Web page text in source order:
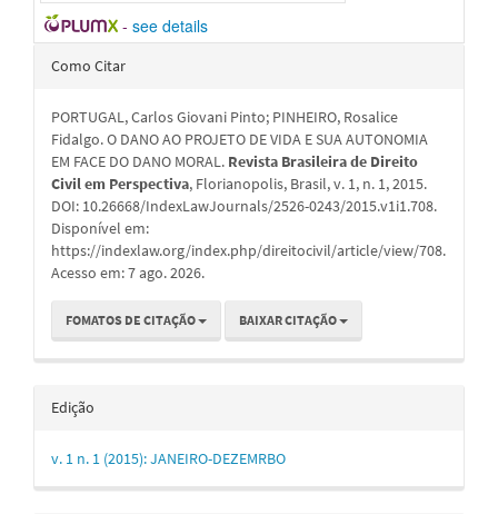
- see details
Detalhes
artigo
Como Citar
PORTUGAL, Carlos Giovani Pinto; PINHEIRO, Rosalice
Fidalgo. O DANO AO PROJETO DE VIDA E SUA AUTONOMIA
EM FACE DO DANO MORAL. Revista Brasileira de Direito
Civil em Perspectiva, Florianopolis, Brasil, v. 1, n. 1, 2015.
DOI: 10.26668/IndexLawJournals/2526-0243/2015.v1i1.708.
Disponível em:
https://indexlaw.org/index.php/direitocivil/article/view/708.
Acesso em: 7 ago. 2026.
FOMATOS DE CITAÇÃO BAIXAR CITAÇÃO
Edição
v. 1 n. 1 (2015): JANEIRO-DEZEMRBO